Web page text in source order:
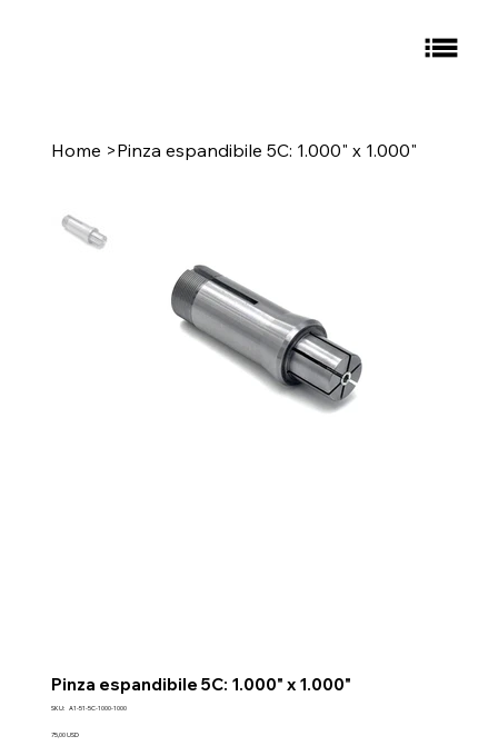
Home >Pinza espandibile 5C: 1.000" x 1.000"
Pinza espandibile 5C: 1.000" x 1.000"
SKU: SKU
51-
A1-51-5C-1000-1000
Prezzo
75,00 USD